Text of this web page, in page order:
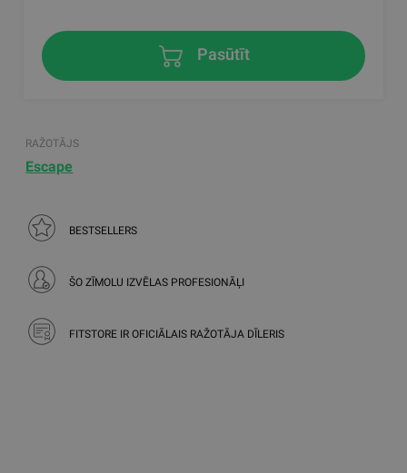
Pasūtīt
RAŽOTĀJS
Escape
BESTSELLERS
ŠO ZĪMOLU IZVĒLAS PROFESIONĀĻI
FITSTORE IR OFICIĀLAIS RAŽOTĀJA DĪLERIS